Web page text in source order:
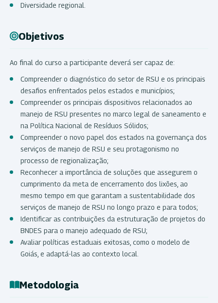
Diversidade regional.
Objetivos
Ao final do curso a participante deverá ser capaz de:
Compreender o diagnóstico do setor de RSU e os principais
desafios enfrentados pelos estados e municípios;
Compreender os principais dispositivos relacionados ao
manejo de RSU presentes no marco legal de saneamento e
na Política Nacional de Resíduos Sólidos;
Compreender o novo papel dos estados na governança dos
serviços de manejo de RSU e seu protagonismo no
processo de regionalização;
Reconhecer a importância de soluções que assegurem o
cumprimento da meta de encerramento dos lixões, ao
mesmo tempo em que garantam a sustentabilidade dos
serviços de manejo de RSU no longo prazo e para todos;
Identificar as contribuições da estruturação de projetos do
BNDES para o manejo adequado de RSU;
Avaliar políticas estaduais exitosas, como o modelo de
Goiás, e adaptá-las ao contexto local.
Metodologia